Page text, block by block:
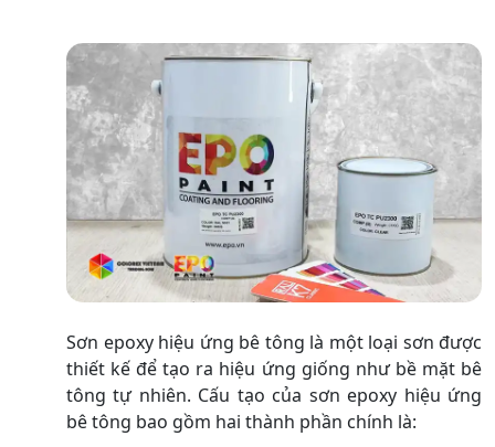
Sơn epoxy hiệu ứng bê tông là một loại sơn được
thiết kế để tạo ra hiệu ứng giống như bề mặt bê
tông tự nhiên. Cấu tạo của sơn epoxy hiệu ứng
bê tông bao gồm hai thành phần chính là: